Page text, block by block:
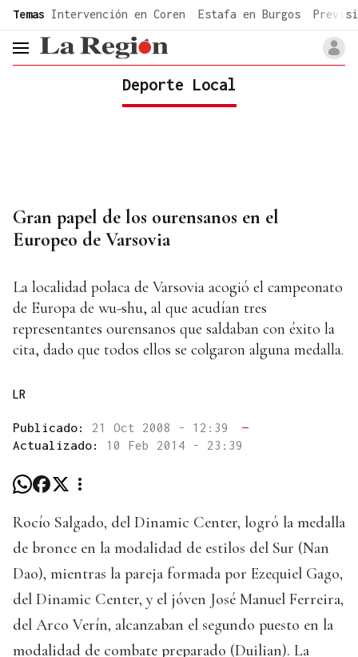
common.go-to-content
Temas Intervención en Coren Estafa en Burgos
header.menu.open
Deporte Local
Gran papel de los ourensanos en el
Europeo de Varsovia
La localidad polaca de Varsovia acogió el campeonato
de Europa de wu-shu, al que acudían tres
representantes ourensanos que saldaban con éxito la
cita, dado que todos ellos se colgaron alguna medalla.
LR
Publicado: 21 Oct 2008 - 12:39
—
Actualizado: 10 Feb 2014 - 23:39
Rocío Salgado, del Dinamic Center, logró la medalla
de bronce en la modalidad de estilos del Sur (Nan
Dao), mientras la pareja formada por Ezequiel Gago,
del Dinamic Center, y el jóven José Manuel Ferreira,
del Arco Verín, alcanzaban el segundo puesto en la
modalidad de combate preparado (Duilian). La